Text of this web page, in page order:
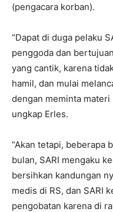
(pengacara korban).
“Dapat di duga pelaku
penggoda dan
yang cantik, karena
hamil, dan mulai
dengan meminta materi
ungkap Erles.
“Akan tetapi, beberapa
bulan, SARI mengaku
bersihkan kandungan
medis di RS, dan SARI
pengobatan karena di